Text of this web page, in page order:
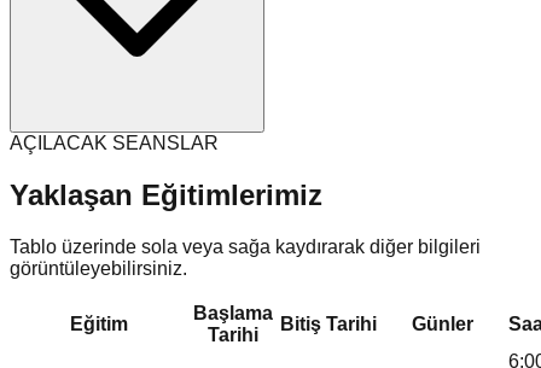
AÇILACAK SEANSLAR
Yaklaşan Eğitimlerimiz
Tablo üzerinde sola veya sağa kaydırarak diğer bilgileri
görüntüleyebilirsiniz.
Eğitim
Başlama
Tarihi
Bitiş Tarihi Günler